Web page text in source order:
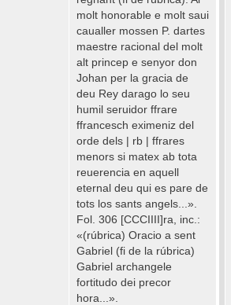
molt honorable e molt saui
caualler mossen P. dartes
maestre racional del molt
alt princep e senyor don
Johan per la gracia de
deu Rey darago lo seu
humil seruidor ffrare
ffrancesch eximeniz del
orde dels | rb | ffrares
menors si matex ab tota
reuerencia en aquell
eternal deu qui es pare de
tots los sants angels...».
Fol. 306 [CCCIIII]ra, inc.:
«(rúbrica) Oracio a sent
Gabriel (fi de la rúbrica)
Gabriel archangele
fortitudo dei precor
hora...».